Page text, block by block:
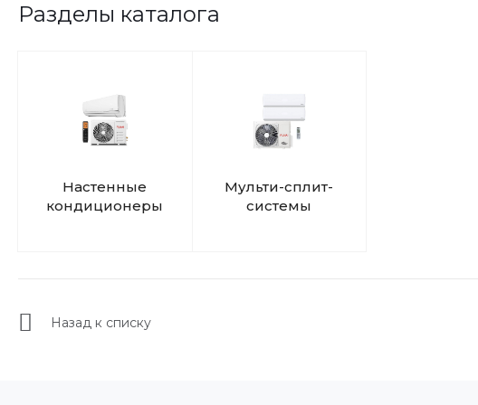
Разделы каталога
Настенные
кондиционеры
Мульти-сплит-
системы
Назад к списку